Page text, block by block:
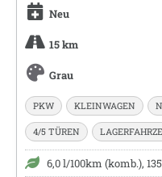
Neu
15 km
Grau
PKW KLEINWAGEN
4/5 TÜREN
6,0 l/100km (komb.), 135